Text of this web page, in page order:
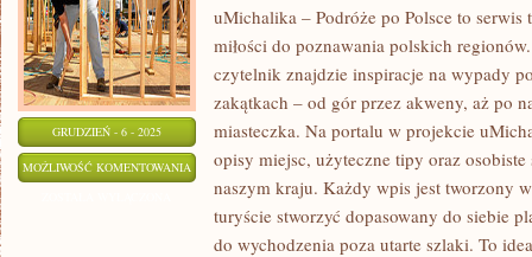
GRUDZIEŃ - 6 - 2025
MOŻLIWOŚĆ KOMENTOWANIA PODRÓŻE
KULINARNO-
WINIARSKIE
uMichalika – Podróże po Polsce to serwis
miłości do poznawania polskich
czytelnik znajdzie inspiracje na wypady
zakątkach – od gór przez akweny, aż po
miasteczka. Na portalu w projekcie
opisy miejsc, użyteczne tipy oraz
naszym kraju. Każdy wpis jest tworzony
turyście stworzyć dopasowany do siebie
do wychodzenia poza utarte szlaki. To